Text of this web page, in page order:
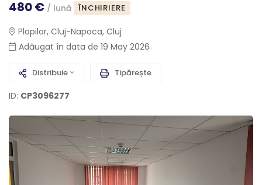
480 € / lună ÎNCHIRIERE
Plopilor, Cluj-Napoca, Cluj
Adăugat în data de 19 May 2026
Distribuie Tipărește
ID: CP3096277